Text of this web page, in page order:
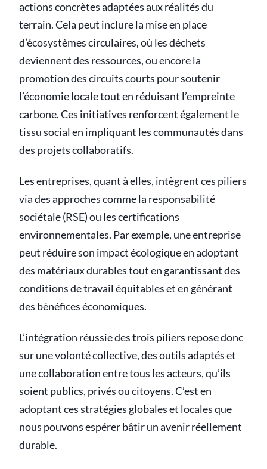
actions concrètes adaptées aux réalités du
terrain. Cela peut inclure la mise en place
d’écosystèmes circulaires, où les déchets
deviennent des ressources, ou encore la
promotion des circuits courts pour soutenir
l’économie locale tout en réduisant l’empreinte
carbone. Ces initiatives renforcent également le
tissu social en impliquant les communautés dans
des projets collaboratifs.
Les entreprises, quant à elles, intègrent ces piliers
via des approches comme la responsabilité
sociétale (RSE) ou les certifications
environnementales. Par exemple, une entreprise
peut réduire son impact écologique en adoptant
des matériaux durables tout en garantissant des
conditions de travail équitables et en générant
des bénéfices économiques.
L’intégration réussie des trois piliers repose donc
sur une volonté collective, des outils adaptés et
une collaboration entre tous les acteurs, qu’ils
soient publics, privés ou citoyens. C’est en
adoptant ces stratégies globales et locales que
nous pouvons espérer bâtir un avenir réellement
durable.